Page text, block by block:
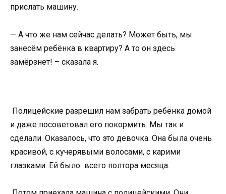
прислать машину.
— А что же нам сейчас делать? Может быть, мы
занесём ребёнка в квартиру? А то он здесь
замёрзнет! – сказала я.
Полицейские разрешил нам забрать ребёнка домой
и даже посоветовал его покормить. Мы так и
сделали. Оказалось, что это девочка. Она была очень
красивой, с кучерявыми волосами, с карими
глазками. Ей было всего полтора месяца.